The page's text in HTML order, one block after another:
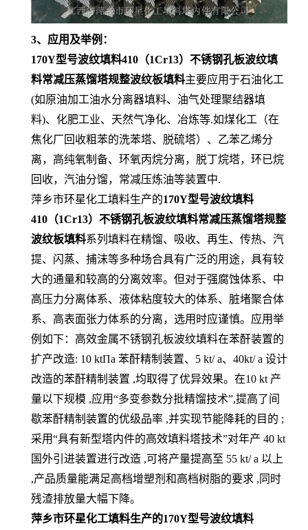
3、应用及举例：
170Y型号波纹填料410（1Cr13）不锈钢孔板波纹填
料常减压蒸馏塔规整波纹板填料主要应用于石油化工
(如原油加工油水分离器填料、油气处理聚结器填
料)、化肥工业、天然气净化、冶炼等.如煤化工（在
焦化厂回收粗苯的洗苯塔、脱硫塔）、乙苯乙烯分
离，高纯氧制备、环氧丙烷分离，脱丁烷塔，环已烷
回收，汽油分馏，常减压炼油等装置中.
萍乡市环星化工填料生产的170Y型号波纹填料
410（1Cr13）不锈钢孔板波纹填料常减压蒸馏塔规整
波纹板填料系列填料在精馏、吸收、再生、传热、汽
提、闪蒸、捕沫等多种场合具有广泛的用途，具有较
大的通量和较高的分离效率。但对于强腐蚀体系、中
高压力分离体系、液体粘度较大的体系、脏堵聚合体
系、高表面张力体系的分离，选用时应谨慎。应用举
例如下：高效金属不锈钢孔板波纹填料在苯酐装置的
扩产改造: 10 ktΠa 苯酐精制装置、5 kt/ a、40kt/ a 设计
改造的苯酐精制装置 ,均取得了优异效果。在10 kt 产
量以下规模 ,应用“多变参数分批精馏技术”,提高了间
歇苯酐精制装置的优级品率 ,并实现节能降耗的目的 ;
采用“具有新型塔内件的高效填料塔技术”对年产 40 kt
国外引进装置进行改造 ,可将产量提高至 55 kt/ a 以上
,产品质量能满足高档增塑剂和高档树脂的要求 ,同时
残渣排放量大幅下降。
萍乡市环星化工填料生产的170Y型号波纹填料